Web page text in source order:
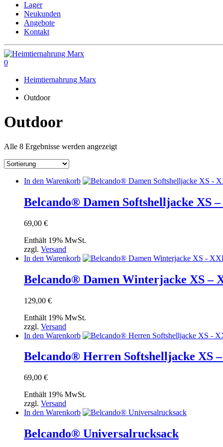
Lager
Neukunden
Angebote
Kontakt
0
Heimtiernahrung Marx
Outdoor
Outdoor
Alle 8 Ergebnisse werden angezeigt
In den Warenkorb
Belcando® Damen Softshelljacke XS
69,00 €
Enthält 19% MwSt.
zzgl. Versand
In den Warenkorb
Belcando® Damen Winterjacke XS –
129,00 €
Enthält 19% MwSt.
zzgl. Versand
In den Warenkorb
Belcando® Herren Softshelljacke XS
69,00 €
Enthält 19% MwSt.
zzgl. Versand
In den Warenkorb
Belcando® Universalrucksack